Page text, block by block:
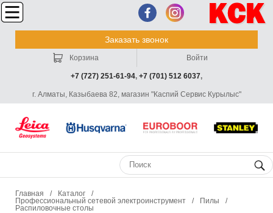
Заказать звонок
+7 (727) 251-61-94, +7 (701) 512 6037,
г. Алматы, Казыбаева 82, магазин "Каспий Сервис Курылыс"
Корзина Войти
Главная / Каталог
/
Профессиональный сетевой электроинструмент
/ Пилы
/
Распиловочные столы